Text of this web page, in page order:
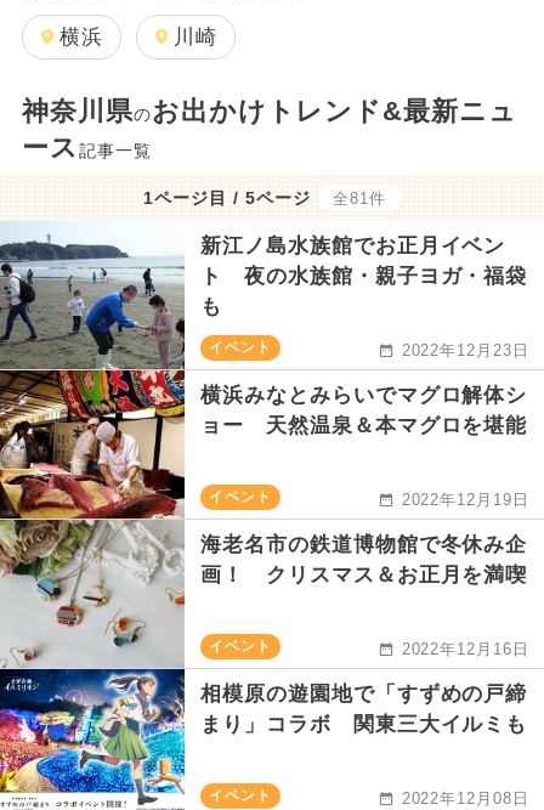
横浜 川崎
神奈川県のお出かけトレンド&最新ニュ
ース 記事一覧
1ページ目 / 5ページ 全81件
新江ノ島水族館でお正月イベン
ト 夜の水族館・親子ヨガ・福袋
も
イベント 2022年12月23日
横浜みなとみらいでマグロ解体シ
ョー 天然温泉＆本マグロを堪能
イベント 2022年12月19日
海老名市の鉄道博物館で冬休み企
画！ クリスマス＆お正月を満喫
イベント 2022年12月16日
相模原の遊園地で「すずめの戸締
まり」コラボ 関東三大イルミも
イベント 2022年12月08日